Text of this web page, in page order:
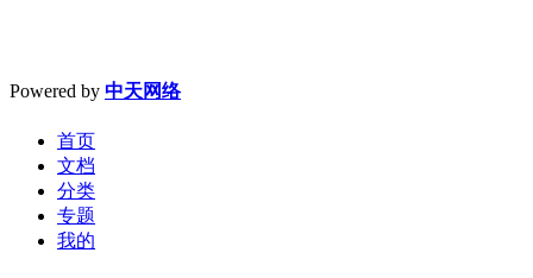
Powered by 中天网络
首页
文档
分类
专题
我的